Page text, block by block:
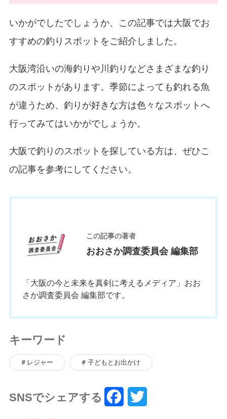
いかがでしたでしょうか、この記事では大阪でお
すすめの釣りスポットをご紹介しました。
大阪湾沿いの海釣りや川釣りなどさまざまな釣り
のスポットがあります。季節によっても釣れる魚
が違うため、釣りが好きな方は色々なスポットへ
行ってみてはいかがでしょうか。
大阪で釣りのスポットを探している方は、ぜひこ
の記事を参考にしてください。
この記事の著者
おおさか調査委員会 編集部
「大阪の今と未来を真剣に考えるメディア」おお
さか調査委員会 編集部です。
キーワード
レジャー 子どもとお出かけ
SNSでシェアする